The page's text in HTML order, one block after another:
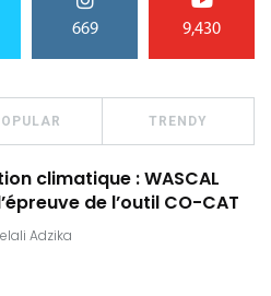
669 9,430
TRENDY
climatique : WASCAL
de l’outil CO-CAT
Adzika